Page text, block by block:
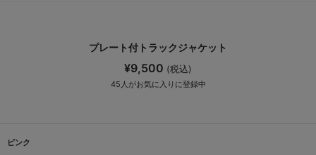
プレート付トラックジャケット
¥9,500 (税込)
45 人がお気に入りに登録中
ピンク